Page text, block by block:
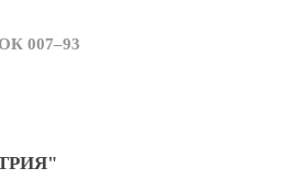
007–93